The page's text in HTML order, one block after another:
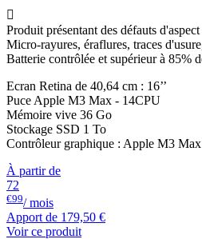

Produit présentant des défauts
Micro-rayures, éraflures, traces
Batterie contrôlée et supérieur à 85%
Ecran Retina de 40,64 cm : 16’’
Puce Apple M3 Max - 14CPU
Mémoire vive 36 Go
Stockage SSD 1 To
Contrôleur graphique : Apple M3
À partir de
72
€99/ mois
Apport de 179,50 €
Voir ce produit